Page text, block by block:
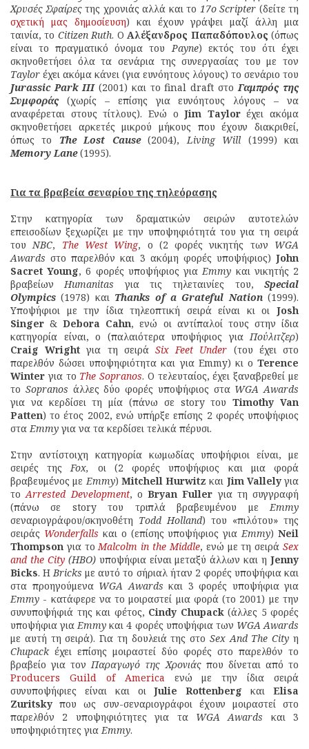
Χρυσές Σφαίρεςτης χρονιάς αλλά και το 17ο Scripter (δείτε τη
σχετική μας δημοσίευση) και έχουν γράψει μαζί άλλη μια
ταινία, το Citizen Ruth. ΟΑλέξανδρος Παπαδόπουλος (όπως
είναι το πραγματικό όνομα τουPayne) εκτός του ότι έχει
σκηνοθετήσει όλα τα σενάρια της συνεργασίας του με τον
Taylor έχει ακόμα κάνει (για ευνόητους λόγους) το σενάριο του
Jurassic Park III(2001) και το final draft στοΓαμπρός της
Συμφοράς(χωρίς – επίσης για ευνόητους λόγους – να
αναφέρεται στους τίτλους). Ενώ οJim Taylorέχει ακόμα
σκηνοθετήσει αρκετές μικρού μήκους που έχουν διακριθεί,
όπως το The Lost Cause(2004),Living Will (1999) και
Memory Lane(1995).
Για τα βραβεία σεναρίου της τηλεόρασης
Στην κατηγορία των δραματικών σειρών αυτοτελών
επεισοδίων ξεχωρίζει με την υποψηφιότητά του για τη σειρά
τουNBC, The West Wing, ο (2 φορές νικητής των WGA
Awards στο παρελθόν και 3 ακόμη φορές υποψήφιος) John
Sacret Young, 6 φορές υποψήφιος γιαEmmy και νικητής 2
βραβείωνHumanitas για τις τηλεταινίες του,Special
Olympics (1978) και Thanks of a Grateful Nation(1999).
Υποψήφιοι με την ίδια τηλεοπτική σειρά είναι κι οι Josh
Singer &Debora Cahn, ενώ οι αντίπαλοί τους στην ίδια
κατηγορία είναι, ο (παλαιότερα υποψήφιος γιαΠούλιτζερ)
Craig Wright για τη σειράSix Feet Under (του έχει στο
παρελθόν δώσει υποψηφιότητα και για Emmy) κι ο Terence
Winter για το The Sopranos. Ο τελευταίος, έχει ξαναβρεθεί με
το Sopranos άλλες δύο φορές υποψήφιος στα WGA Awards
για να κερδίσει τη μία (πάνω σε story τουTimothy Van
Patten) το έτος 2002, ενώ υπήρξε επίσης 2 φορές υποψήφιος
σταEmmyγια να τα κερδίσει τελικά πέρυσι.
Στην αντίστοιχη κατηγορία κωμωδίας υποψήφιοι είναι, με
σειρές τηςFox,
οι (2 φορές υποψήφιος και μια φορά
βραβευμένος μεEmmy) Mitchell Hurwitz και Jim Vallelyγια
τοArrested Development, ο Bryan Fuller για τη συγγραφή
(πάνω σε story του τριπλά βραβευμένου μεEmmy
σεναριογράφου/σκηνοθέτη Todd Holland) του «πιλότου» της
σειράς Wonderfalls και ο (επίσης υποψήφιος γιαEmmy) Neil
Thompson για τοMalcolm in the Middle, ενώ με τη σειράSex
and the City (HBO)υποψήφια είναι μεταξύ άλλων και ηJenny
Bicks. ΗBricks με αυτό το σήριαλ ήταν 2 φορές υποψήφια και
στα προηγούμενα WGA Awards και 3 φορές υποψήφια για
Emmy - κατάφερε να το μοιραστεί μια φορά (το 2001) με την
συνυποψήφιά της και φέτος, Cindy Chupack(άλλες 5 φορές
υποψήφια γιαEmmy και 4 φορές υποψήφια των WGA Awards
με αυτή τη σειρά). Για τη δουλειά της στο Sex And The City η
Chupackέχει επίσης μοιραστεί δύο φορές στο παρελθόν το
βραβείο για τονΠαραγωγό της Χρονιάςπου δίνεται από το
Producers Guild of America ενώ με την ίδια σειρά
συνυποψήφιες είναι και οιJulie Rottenberg καιElisa
Zuritsky που ως συν-σεναριογράφοι έχουν μοιραστεί στο
παρελθόν 2 υποψηφιότητες για τα WGA Awards και 3
υποψηφιότητες γιαEmmy.